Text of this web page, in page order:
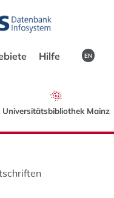
Hilfe EN
Universitätsbibliothek Mainz